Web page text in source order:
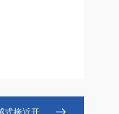
开关IGS292